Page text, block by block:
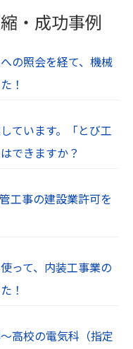
・成功事例
の照会を経て、機械
！
ています。「とび工
できますか？
工事の建設業許可を
って、内装工事業の
！
高校の電気科（指定